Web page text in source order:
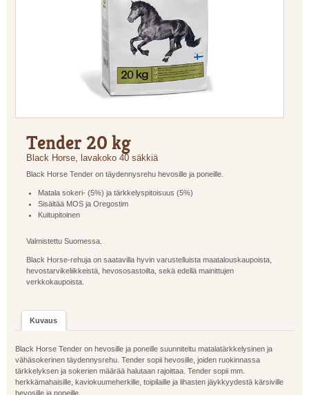
Tender 20 kg
Black Horse, lavakoko 40 säkkiä
Black Horse Tender on täydennysrehu hevosille ja poneille.
Matala sokeri- (5%) ja tärkkelyspitoisuus (5%)
Sisältää MOS ja Oregostim
Kuitupitoinen
Valmistettu Suomessa.
Black Horse-rehuja on saatavilla hyvin varustelluista maatalouskaupoista,
hevostarvikeliikkeistä, hevososastoilta, sekä edellä mainittujen
verkkokaupoista.
Kuvaus
Black Horse Tender on hevosille ja poneille suunniteltu matalatärkkelysinen ja
vähäsokerinen täydennysrehu. Tender sopii hevosille, joiden ruokinnassa
tärkkelyksen ja sokerien määrää halutaan rajoittaa. Tender sopii mm.
herkkämahaisille, kaviokuumeherkille, toipilaille ja lihasten jäykkyydestä kärsiville
hevosille ja poneille.